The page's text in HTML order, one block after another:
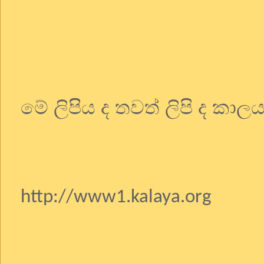
මේ ලිපිිය ද තවත් ලිපි ද
http://www1.kalaya.org